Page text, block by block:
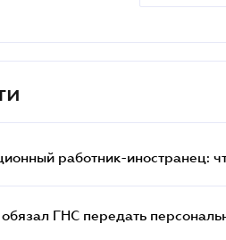
работник-иностранец:
ГНС передать